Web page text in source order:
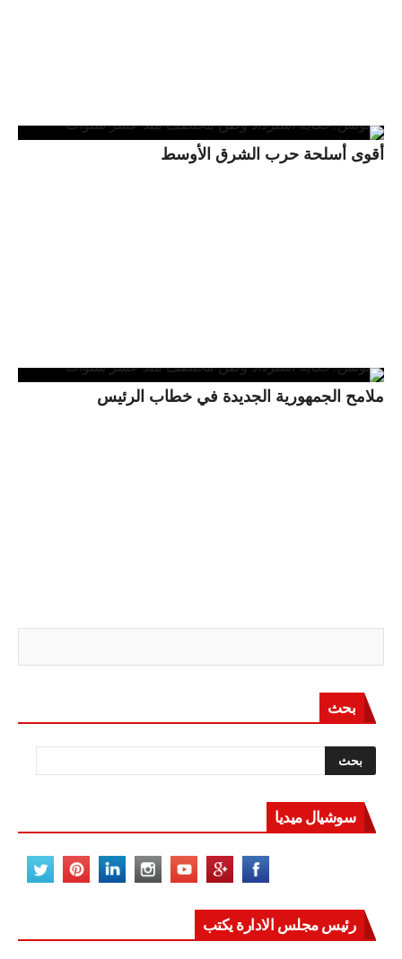
أقوى أسلحة حرب الشرق الأوسط
ملامح الجمهورية الجديدة في خطاب الرئيس
بحث
سوشيال ميديا
رئيس مجلس الادارة يكتب
مصر تعيد للعالم اتزانه